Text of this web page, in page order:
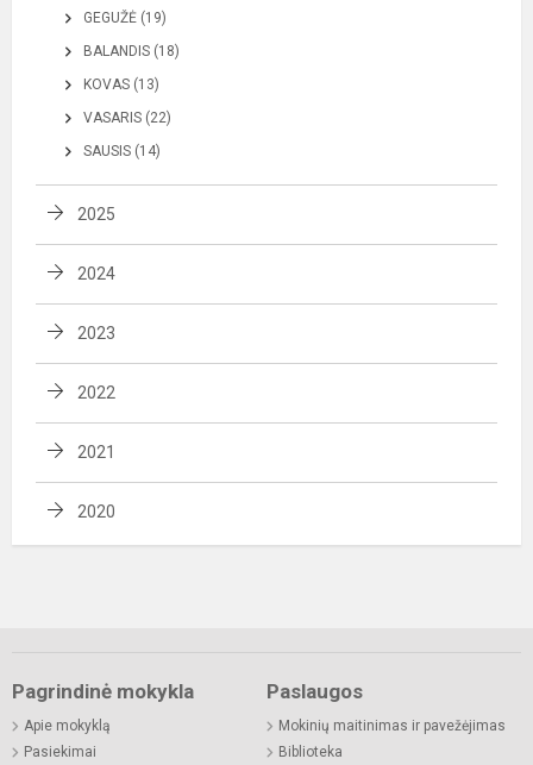
GEGUŽĖ (19)
BALANDIS (18)
KOVAS (13)
VASARIS (22)
SAUSIS (14)
2025
2024
2023
2022
2021
2020
Pagrindinė mokykla
Apie mokyklą
Pasiekimai
Paslaugos
Mokinių maitinimas ir pavežėjimas
Biblioteka